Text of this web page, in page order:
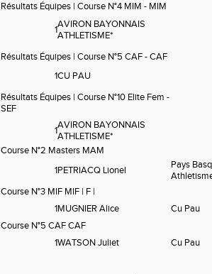
Résultats Équipes | Course N°4 MIM - MIM
1AVIRON BAYONNAIS
ATHLETISME*
Résultats Équipes | Course N°5 CAF - CAF
1CU PAU
Résultats Équipes | Course N°10 Elite Fem -
SEF
1AVIRON BAYONNAIS
ATHLETISME*
Course N°2 Masters MAM
1PETRIACQ Lionel
Pays
Course N°3 MIF MIF | F |
1MUGNIER Alice
Cu Pau
Course N°5 CAF CAF
1WATSON Juliet Cu Pau